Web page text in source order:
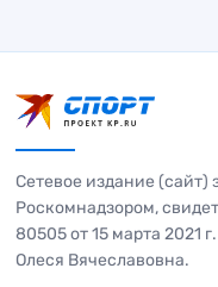
Сетевое издание (сайт)
Роскомнадзором,
80505 от 15 марта 2021
Олеся Вячеславовна.